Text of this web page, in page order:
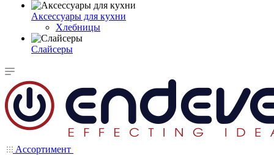
Аксессуары для кухни
Хлебницы
Слайсеры
Ассортимент